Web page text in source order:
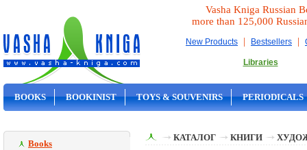
Vasha Kniga Russian
more than 125,000
New Products | Bestsellers |
Libraries
BOOKS BOOKINIST TOYS & SOUVENIRS PERIODICALS
Books
КАТАЛОГ КНИГИ